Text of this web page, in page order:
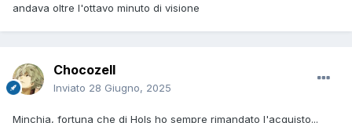
andava oltre l'ottavo minuto di visione
Chocozell
Inviato 28 Giugno, 2025
Minchia, fortuna che di Hols ho sempre rimandato l'acquisto...